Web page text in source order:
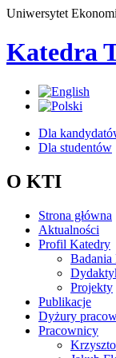
Uniwersytet
Katedra
Dla
Dla studentów
O KTI
Strona główna
Aktualności
Profil Katedry
Projekty
Publikacje
Dyżury
Pracownicy